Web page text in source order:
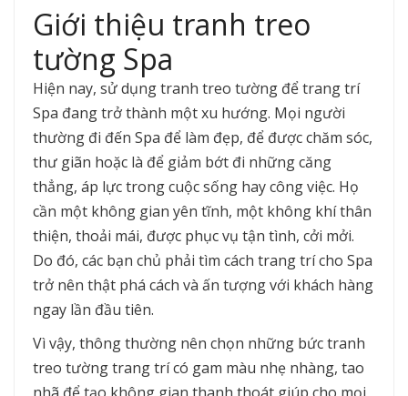
Giới thiệu tranh treo
tường Spa
Hiện nay, sử dụng tranh treo tường để trang trí
Spa đang trở thành một xu hướng. Mọi người
thường đi đến Spa để làm đẹp, để được chăm sóc,
thư giãn hoặc là để giảm bớt đi những căng
thẳng, áp lực trong cuộc sống hay công việc. Họ
cần một không gian yên tĩnh, một không khí thân
thiện, thoải mái, được phục vụ tận tình, cởi mởi.
Do đó, các bạn chủ phải tìm cách trang trí cho Spa
trở nên thật phá cách và ấn tượng với khách hàng
ngay lần đầu tiên.
Vì vậy, thông thường nên chọn những bức tranh
treo tường trang trí có gam màu nhẹ nhàng, tao